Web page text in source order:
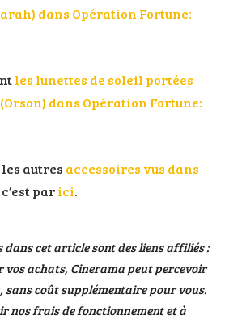
dans Opération Fortune:
les lunettes de soleil portées
dans Opération Fortune:
autres accessoires vus dans
c’est parici.
dans cet article sont des liens affiliés :
vos achats, Cinerama peut percevoir
sans coût supplémentaire pour vous.
nos frais de fonctionnement et à